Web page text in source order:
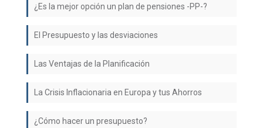
¿Es la mejor opción un plan de pensiones -PP-?
El Presupuesto y las desviaciones
Las Ventajas de la Planificación
La Crisis Inflacionaria en Europa y tus Ahorros
¿Cómo hacer un presupuesto?